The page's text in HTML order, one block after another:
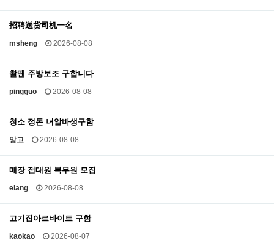
招聘送货司机一名
msheng 2026-08-08
촬땐 주방보조 구합니다
pingguo 2026-08-08
청소 정돈 녀알바생구함
망고 2026-08-08
매장 접대원 복무원 모집
elang 2026-08-08
고기집아르바이트 구함
kaokao 2026-08-07